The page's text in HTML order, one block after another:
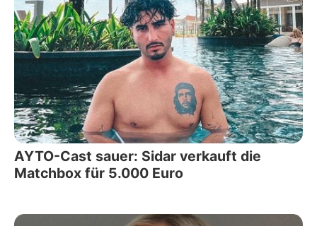
AYTO-Cast sauer: Sidar verkauft die
Matchbox für 5.000 Euro